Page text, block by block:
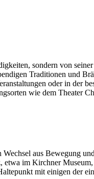
sondern von
Traditionen und
oder in der
wie dem Theater
aus Bewegung
im Kirchner
mit einigen der